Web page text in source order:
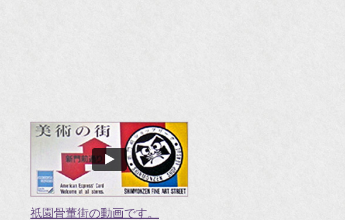
祇園骨董街の動画です。